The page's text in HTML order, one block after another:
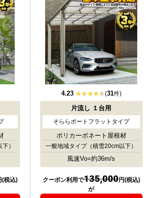
下）
(税込)
4.23 (31件)
片流し １台用
そららポートフラットタイプ
ポリカーボネート屋根材
一般地域タイプ （積雪20cm以下）
風速Vo=約36m/s
クーポン利用で135,000円(税込)
が